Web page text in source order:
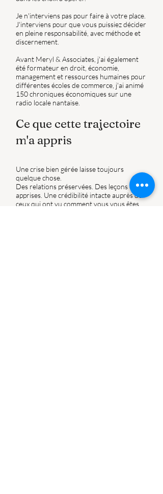
Je n'interviens pas pour faire à votre place.
J'interviens pour que vous puissiez décider
en pleine responsabilité, avec méthode et
discernement.
Avant Meryl & Associates, j'ai également
été formateur en droit, économie,
management et ressources humaines pour
différentes écoles de commerce, j'ai animé
150 chroniques économiques sur une
radio locale nantaise.
Ce que cette trajectoire
m'a appris
Une crise bien gérée laisse toujours
quelque chose.
Des relations préservées. Des leçons
apprises. Une crédibilité intacte auprès de
ceux qui ont vu comment vous vous êtes